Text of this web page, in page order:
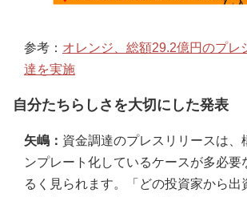
参考： オレンジ、総額29.2億円のプレ
達を実施
自分たちらしさを大切にした発表
矢嶋： 資金調達のプレスリリースは、
ンプレート化しているケースが多必要
るく見られます。「どの投資家から出